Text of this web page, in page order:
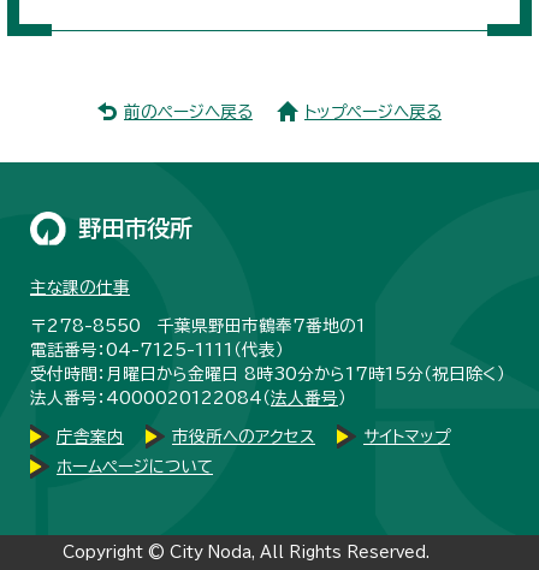
前のページへ戻る トップページへ戻る
野田市役所
主な課の仕事
〒278-8550 千葉県野田市鶴奉7番地の1
電話番号：04-7125-1111（代表）
受付時間：月曜日から金曜日 8時30分から17時15分（祝日除く）
法人番号：4000020122084（法人番号 ）
庁舎案内 市役所へのアクセス
サイトマップ
ホームページについて
Copyright © City Noda, All Rights Reserved.